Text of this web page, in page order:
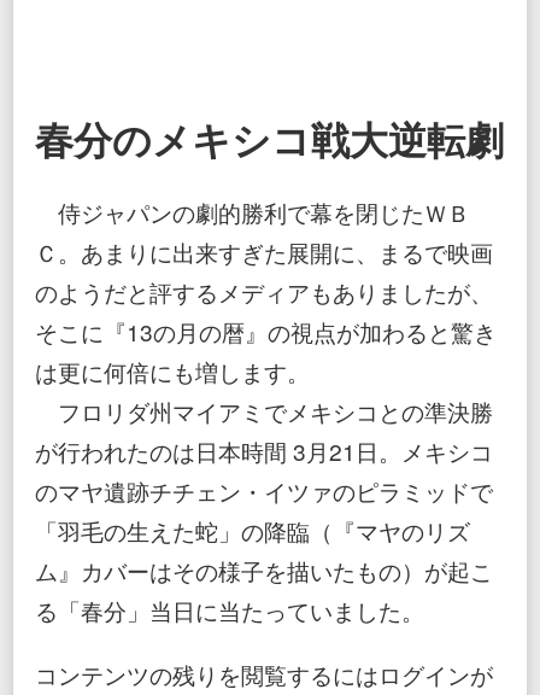
ジ
ー
春分のメキシコ戦大逆転劇
侍ジャパンの劇的勝利で幕を閉じたＷＢ
Ｃ。あまりに出来すぎた展開に、まるで映画
のようだと評するメディアもありましたが、
そこに『13の月の暦』の視点が加わると驚き
は更に何倍にも増します。
フロリダ州マイアミでメキシコとの準決勝
が行われたのは日本時間 3月21日。メキシコ
のマヤ遺跡チチェン・イツァのピラミッドで
「羽毛の生えた蛇」の降臨（『マヤのリズ
ム』カバーはその様子を描いたもの）が起こ
る「春分」当日に当たっていました。
コンテンツの残りを閲覧するにはログインが